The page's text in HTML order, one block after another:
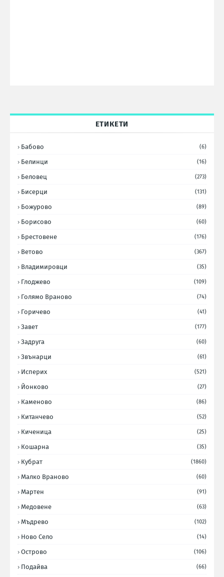
ЕТИКЕТИ
Бабово (6)
Белинци (16)
Беловец (273)
Бисерци (131)
Божурово (89)
Борисово (60)
Брестовене (176)
Ветово (367)
Владимировци (35)
Глоджево (109)
Голямо Враново (74)
Горичево (41)
Завет (177)
Задруга (60)
Звънарци (61)
Исперих (521)
Йонково (27)
Каменово (86)
Китанчево (52)
Киченица (25)
Кошарна (35)
Кубрат (1860)
Малко Враново (60)
Мартен (91)
Медовене (63)
Мъдрево (102)
Ново Село (14)
Острово (106)
Подайва (66)